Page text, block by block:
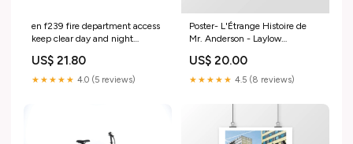
en f239 fire department access
keep clear day and night
tube (vendu séparément)
US$ 21.80
★★★★★ 4.0 (5 reviews)
Poster- L'Étrange Histoire de
Mr. Anderson - Laylow
US$ 20.00
★★★★★ 4.5 (8 reviews)